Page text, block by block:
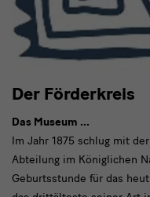
Der Förderkreis
Das Museum ...
Im Jahr 1875 schlug mit
Abteilung im Königlichen
Geburtsstunde für das